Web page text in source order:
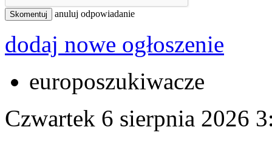
Skomentuj anuluj odpowiadanie
dodaj nowe ogłoszenie
europoszukiwacze
Czwartek 6 sierpnia 2026